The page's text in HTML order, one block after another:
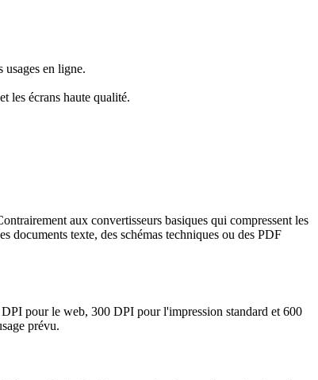
en ligne.
les écrans haute qualité.
aux convertisseurs basiques qui compressent les
documents texte, des schémas techniques ou des PDF
pour le web, 300 DPI pour l'impression standard et 600
prévu.